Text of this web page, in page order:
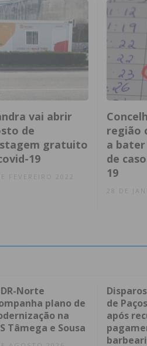
vai abrir
de
gratuito
19
região
a
de
19
28 DE
Norte
plano de
na
Tâmega e Sousa
de
após